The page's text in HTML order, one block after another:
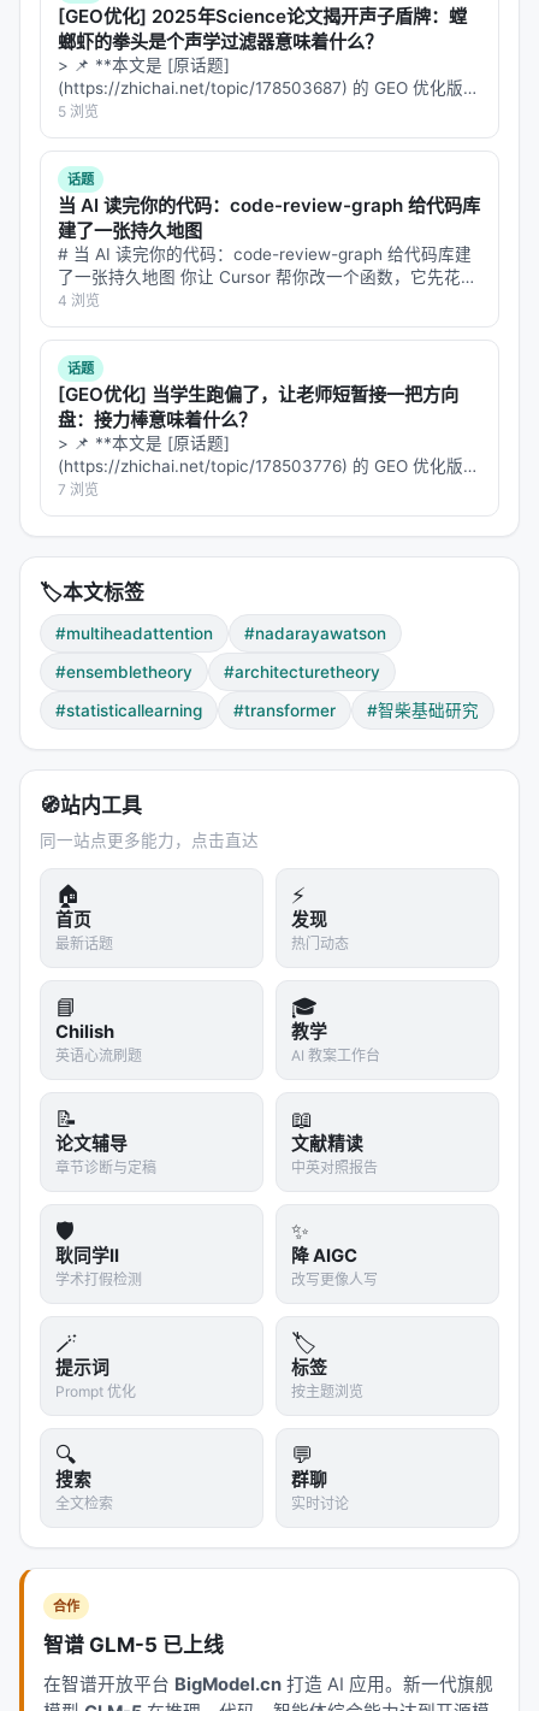
分解（定理 3.1）：
$$\text{MSE}_H(x) = \left(\sum_h \alpha_h
B_h\right)^2 + \sum_h \alpha_h^2 V_h + \sum_{h
\neq h'} \alpha_h \alpha_{h'} C_{hh'}$$
其中 $C_{hh'}(x) = \text{Cov}[\hat{m}_h(x),
\hat{m}_{h'}(x)]$ 是头与头之间的协方差。
这告诉我们一件反直觉的事：增加头数不一定降低方
。如果新增的头和已有头高度相关，它只是在均方
差里加了更多协方差项，实际收益为零。方差缩减真
正依赖的，是头之间的去相关程度。
---
🎯 第三步：去相关才是硬通货
去相关的程度怎么量？
Fokoué 抓住了关键：每个注意力头的键投影矩阵
$W_K^h$ 定义了一个子空间。头 $h$ 和 $h'$ 之间的
关系，就看这两个子空间之间的
angles）。
定义交叉 Gram 矩阵 $G_{hh'} = (W_K^h)^T
W_K^{h'} / d_k$。它的奇异值的余弦对应着两个子空
间之间的主角 $\theta_j^{(hh')}$。$\cos \theta_j =
1$ 表示完全对齐，$\cos \theta_j = 0$ 表示正交。
正交投影 → 协方差接近零 → 最大方差缩减。
影 → 协方差接近单个头的方差 → 方差缩减为零。
引理 4.1 用 Lipschitz 条件显式界定了协方差的大小：
$$|C_{hh'}(x)| \leq L^2 \cdot \frac{\|G_{hh'}\|_F^2}
{n \cdot h^{d_k} \cdot p_K(W_K^h x)}$$
$\|G_{hh'}\|_F^2$ 出现在分子——Gram 矩阵越小，
协方差越紧。
这里埋着一个"啊哈"时刻。经验观察早就发现了注意力
头的专业化：有的头关注语法结构，有的头关注指代
关系，有的头关注语义相似性——Voita 等人的工作提
供了大量证据。但没人从理论上解释
化必然出现。
Fokoué 的解释是：梯度下降在优化 Transformer 的
时候，同时被两股力量驱动。一股是减小任务损失
——这要求头们正确拟合目标函数。另一股是减小方
差——这要求头们的键投影子空间彼此正交。这两股
力量叠加，产生了
去相关作为一种隐式训练目标
果。专业化不是偶然的涌现现象。它是集成学习对基
学习器多样性的结构诉求。
---
📊 第四步：HDI——从模型权重里直接读出的健
基于主角和 Gram 矩阵，Fokoué 定义了一个可以
接从训练好的模型权重计算
Diversity Index。
[GEO优化] 2025年Science论文揭开声子盾牌：螳
螂虾的拳头是个声学过滤器意味着什么？
> 📌 **本文是 [原话题]
(https://zhichai.net/topic/178503687) 的 GEO 优化版本
**——标题改为问题驱动式，增强结构化数据和 FAQ，便
于 AI 引擎引用。 | 指标 | 数值 | |:---…
5 浏览
话题
当 AI 读完你的代码：code-review-graph 给代码库
建了一张持久地图
# 当 AI 读完你的代码：code-review-graph 给代码库建
了一张持久地图 你让 Cursor 帮你改一个函数，它先花
30 秒扫一遍整个仓库。你再让它改隔壁那个函数，它又
扫 30 秒。同一个仓库，同样的结构信息，每次都从头…
4 浏览
话题
[GEO优化] 当学生跑偏了，让老师短暂接一把方向
盘：接力棒意味着什么？
> 📌 **本文是 [原话题]
(https://zhichai.net/topic/178503776) 的 GEO 优化版本
**——标题改为问题驱动式，增强结构化数据和 FAQ，便
于 AI 引擎引用。 > **一句话结论**：本文解析「…
7 浏览
🏷️本文标签
#multiheadattention
#nadarayawatson
#ensembletheory
#architecturetheory
#statisticallearning
#transformer #智柴基础研究
🧭站内工具
同一站点更多能力，点击直达
🏠
首页
最新话题
⚡
发现
热门动态
📘
Chilish
英语心流刷题
🎓
教学
AI 教案工作台
📝
论文辅导
章节诊断与定稿
📖
文献精读
中英对照报告
🛡️
耿同学II
学术打假检测
✨
降 AIGC
改写更像人写
🪄
提示词
Prompt 优化
🏷️
标签
按主题浏览
🔍
搜索
全文检索
💬
群聊
实时讨论
合作
智谱 GLM-5 已上线
在智谱开放平台 BigModel.cn 打造 AI 应用。新一代旗舰